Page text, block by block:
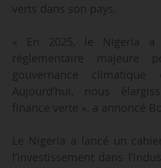
verts dans son pays.
« En 2025, le Nigeria
réglementaire majeure
gouvernance
Aujourd’hui, nous
finance verte », a annoncé
Le Nigeria a lancé un
l’investissement dans